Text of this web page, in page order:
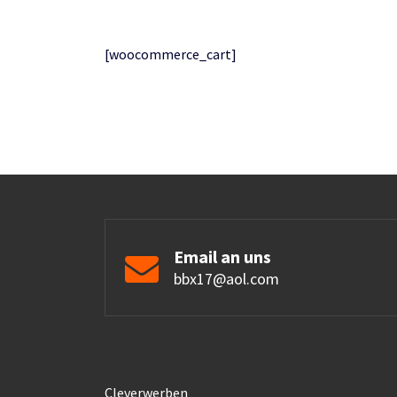
[woocommerce_cart]
Email an uns
bbx17@aol.com
Cleverwerben